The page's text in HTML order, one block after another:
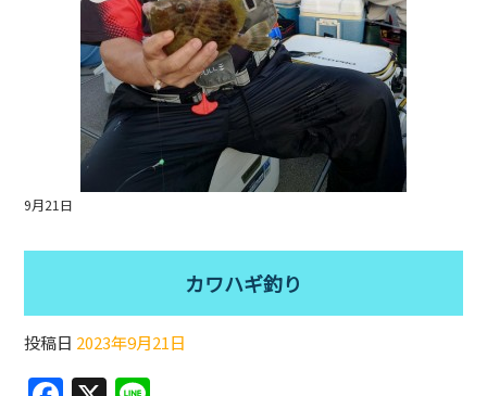
9月21日
カワハギ釣り
投稿日 2023年9月21日